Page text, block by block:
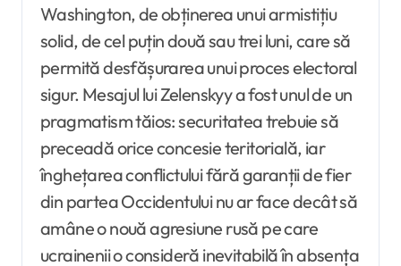
Washington, de obținerea unui armistițiu
solid, de cel puțin două sau trei luni, care să
permită desfășurarea unui proces electoral
sigur. Mesajul lui Zelenskyy a fost unul de un
pragmatism tăios: securitatea trebuie să
preceadă orice concesie teritorială, iar
înghețarea conflictului fără garanții de fier
din partea Occidentului nu ar face decât să
amâne o nouă agresiune rusă pe care
ucrainenii o consideră inevitabilă în absența